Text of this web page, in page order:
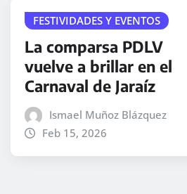
FESTIVIDADES Y EVENTOS
La comparsa PDLV
vuelve a brillar en el
Carnaval de Jaraíz
Ismael Muñoz Blázquez
Feb 15, 2026